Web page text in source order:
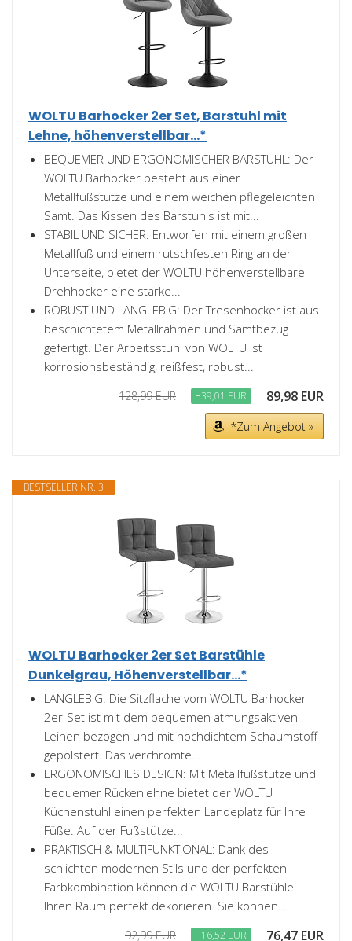
WOLTU Barhocker 2er Set, Barstuhl mit
Lehne, höhenverstellbar...*
BEQUEMER UND ERGONOMISCHER BARSTUHL: Der
WOLTU Barhocker besteht aus einer
Metallfußstütze und einem weichen pflegeleichten
Samt. Das Kissen des Barstuhls ist mit...
STABIL UND SICHER: Entworfen mit einem großen
Metallfuß und einem rutschfesten Ring an der
Unterseite, bietet der WOLTU höhenverstellbare
Drehhocker eine starke...
ROBUST UND LANGLEBIG: Der Tresenhocker ist aus
beschichtetem Metallrahmen und Samtbezug
gefertigt. Der Arbeitsstuhl von WOLTU ist
korrosionsbeständig, reißfest, robust...
128,99 EUR −39,01 EUR 89,98 EUR
*Zum Angebot »
BESTSELLER NR. 3
WOLTU Barhocker 2er Set Barstühle
Dunkelgrau, Höhenverstellbar...*
LANGLEBIG: Die Sitzflache vom WOLTU Barhocker
2er-Set ist mit dem bequemen atmungsaktiven
Leinen bezogen und mit hochdichtem Schaumstoff
gepolstert. Das verchromte...
ERGONOMISCHES DESIGN: Mit Metallfußstütze und
bequemer Rückenlehne bietet der WOLTU
Küchenstuhl einen perfekten Landeplatz für Ihre
Füße. Auf der Fußstütze...
PRAKTISCH & MULTIFUNKTIONAL: Dank des
schlichten modernen Stils und der perfekten
Farbkombination können die WOLTU Barstühle
Ihren Raum perfekt dekorieren. Sie können...
92,99 EUR −16,52 EUR 76,47 EUR